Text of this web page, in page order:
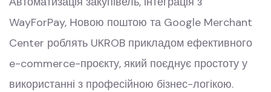
WayForPay, Новою поштою та Google Merchant
Center роблять UKROB прикладом ефективного
e-commerce-проєкту, який поєднує простоту у
використанні з професійною бізнес-логікою.